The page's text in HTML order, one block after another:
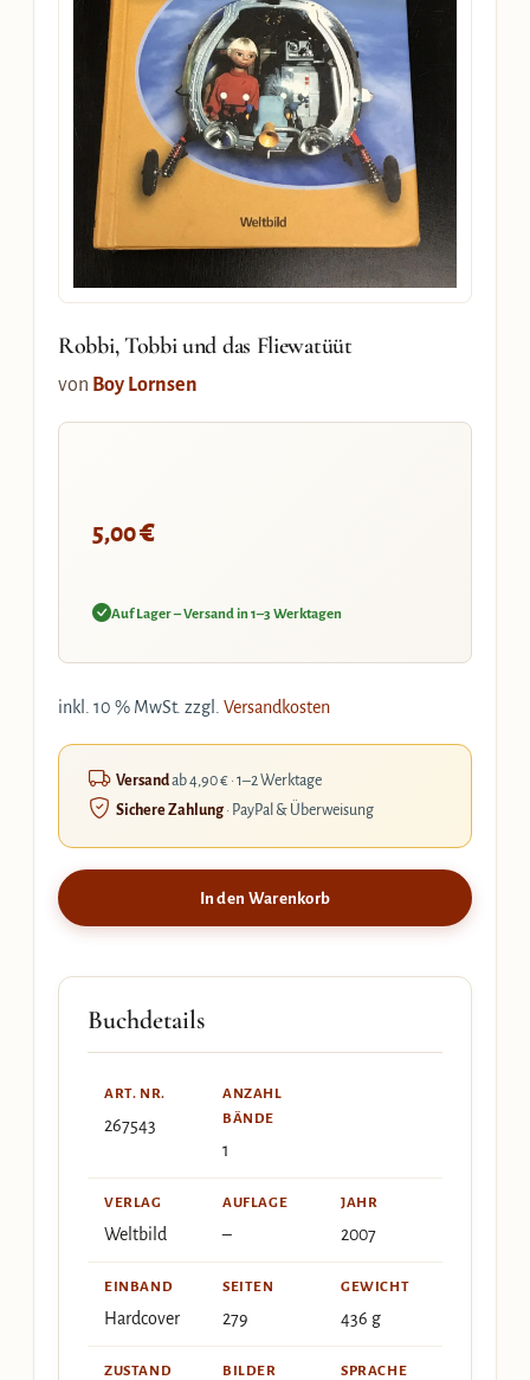
Robbi, Tobbi und das Fliewatüüt
von Boy Lornsen
5,00€
Auf Lager – Versand in 1–3 Werktagen
inkl. 10 % MwSt. zzgl. Versandkosten
Versandab 4,90 € · 1–2 Werktage
Sichere Zahlung· PayPal & Überweisung
In den Warenkorb
Buchdetails
ART. NR.
267543
ANZAHL
BÄNDE
1
VERLAG
Weltbild
AUFLAGE
–
JAHR
2007
EINBAND
Hardcover
SEITEN
279
GEWICHT
436 g
ZUSTAND BILDER SPRACHE